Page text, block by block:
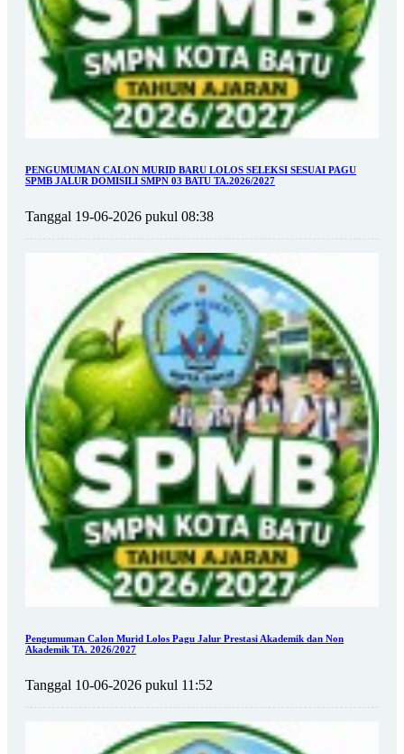
PENGUMUMAN CALON MURID BARU LOLOS SELEKSI SESUAI PAGU
SPMB JALUR DOMISILI SMPN 03 BATU TA.2026/2027
Tanggal 19-06-2026 pukul 08:38
Pengumuman Calon Murid Lolos Pagu Jalur Prestasi Akademik dan Non
Akademik TA. 2026/2027
Tanggal 10-06-2026 pukul 11:52